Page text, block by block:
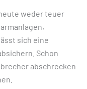
weder teuer
sich eine
Schon
abschrecken